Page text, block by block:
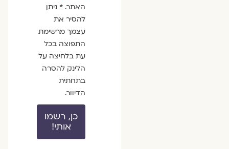
האתר. * ניתן
להסיר את
עצמך מרשימת
התפוצה בכל
עת בלחיצה על
הלינק להסרה
בתחתית
הדיוור.
כן, רשמו
אותי!